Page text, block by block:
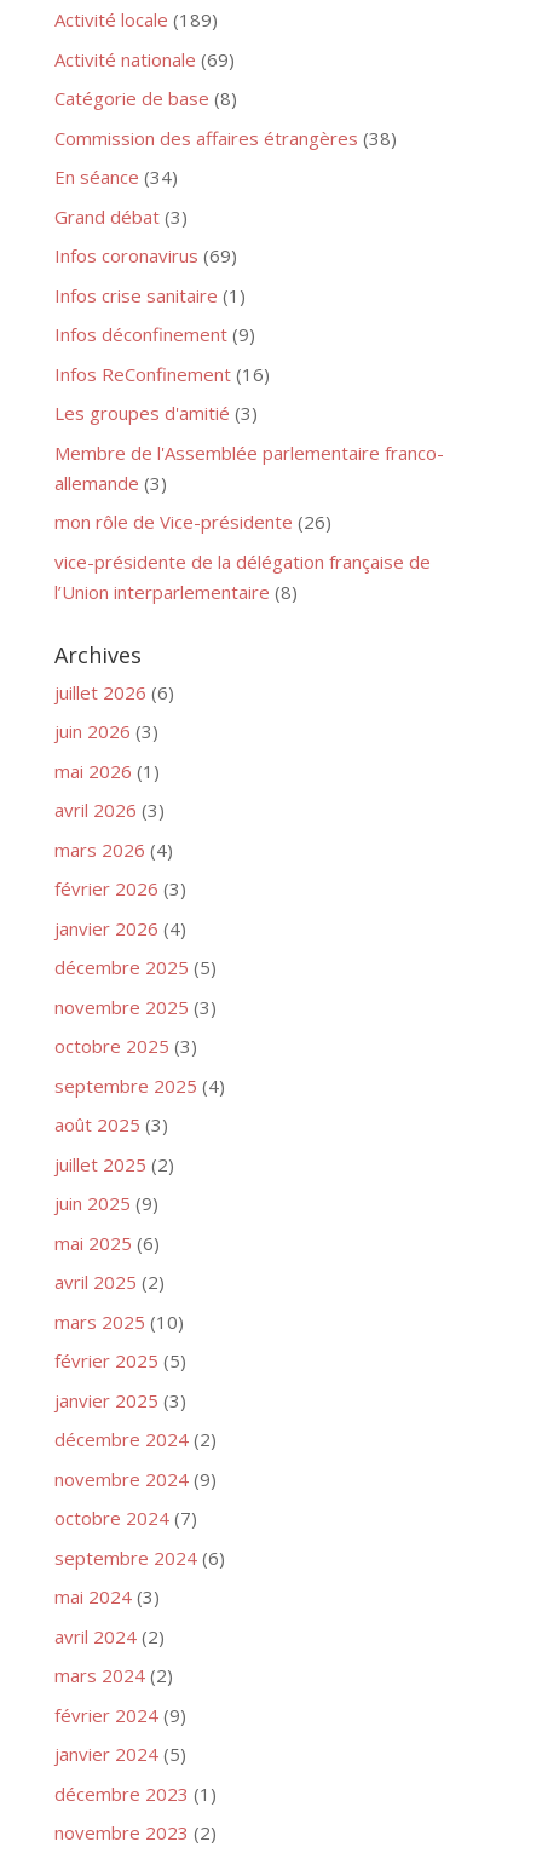
Activité locale (189)
Activité nationale (69)
Catégorie de base (8)
Commission des affaires étrangères (38)
En séance (34)
Grand débat(3)
Infos coronavirus (69)
Infos crise sanitaire (1)
Infos déconfinement(9)
Infos ReConfinement(16)
Les groupes d'amitié (3)
Membre de l'Assemblée parlementaire franco-
allemande (3)
mon rôle de Vice-présidente (26)
vice-présidente de la délégation française de
l’Union interparlementaire (8)
Archives
juillet 2026 (6)
juin 2026 (3)
mai 2026 (1)
avril 2026 (3)
mars 2026 (4)
février 2026 (3)
janvier 2026 (4)
décembre 2025 (5)
novembre 2025 (3)
octobre 2025 (3)
septembre 2025 (4)
août 2025 (3)
juillet 2025 (2)
juin 2025 (9)
mai 2025 (6)
avril 2025 (2)
mars 2025 (10)
février 2025 (5)
janvier 2025 (3)
décembre 2024(2)
novembre 2024(9)
octobre 2024(7)
septembre 2024(6)
mai 2024(3)
avril 2024(2)
mars 2024(2)
février 2024(9)
janvier 2024(5)
décembre 2023 (1)
novembre 2023 (2)